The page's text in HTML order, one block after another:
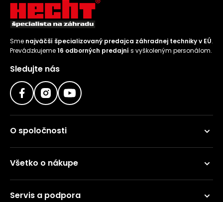
Sme najväčší špecializovaný predajca záhradnej techniky v EÚ.
Prevádzkujeme16 odborných predajní s vyškoleným personálom.
Sledujte nás
O spoločnosti
Všetko o nákupe
Servis a podpora